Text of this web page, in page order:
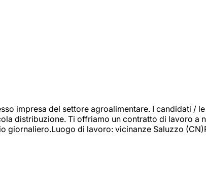
impresa del settore agroalimentare. I candidati /
distribuzione. Ti offriamo un contratto di lavoro a
di lavoro: vicinanze Saluzzo